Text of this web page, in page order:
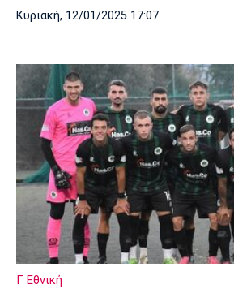
Κυριακή, 12/01/2025 17:07
Γ Εθνική